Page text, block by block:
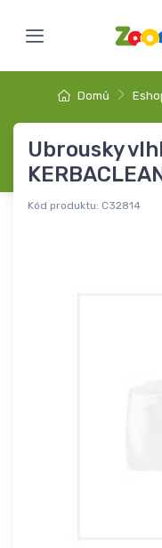
Domů
Ubrousky
Kód produktu: C32814